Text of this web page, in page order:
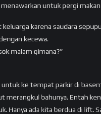
untuk pergi
karena saudara
kecewa.
malam gimana?”
ke tempat parkir di
merangkul bahunya. Entah
Hanya ada kita berdua di lift.